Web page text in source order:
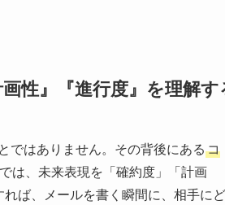
性』『進行度』を理解す
ではありません。その背後にある コ
は、未来表現を「確約度」「計画
ば、メールを書く瞬間に、相手にど